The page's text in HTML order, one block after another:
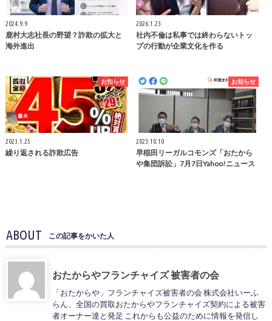
2024.9.9
鹿村大志社長の野望？詐欺の拡大と
海外進出
2026.1.23
社内不倫は私事では終わらないトッ
プの行動が企業文化を作る
お知らせ
2023.1.25
繰り返される詐欺広告
お知らせ
2023.10.10
早稲田リーガルコモンズ「おたから
や集団訴訟」7月7日Yahoo!ニュース
ABOUT この記事をかいた人
おたからやフランチャイズ 被害者の会
「おたからや」フランチャイズ被害者の会 株式会社いーふ
らん、全国の買取おたからやフランチャイズ契約による被害
者オーナー達と発足 これからも公益のために情報を発信し